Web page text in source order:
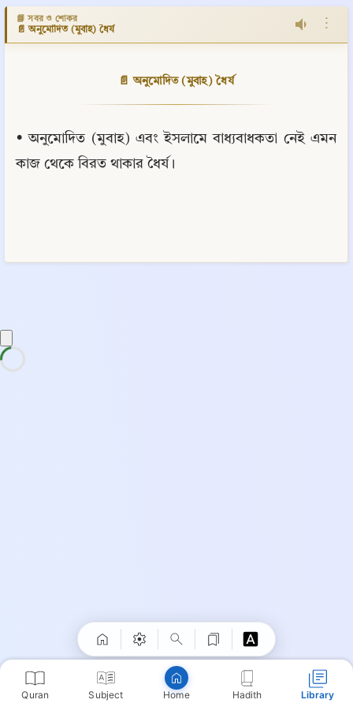
Quran Subject Home Hadith Library
📘 সবর ও শোকর
📄 অনুমোদিত (মুবাহ) ধৈর্য ⋮
📄 অনুমোদিত (মুবাহ) ধৈর্য
• অনুমোদিত (মুবাহ) এবং ইসলামে বাধ্যবাধকতা নেই এমন
কাজ থেকে বিরত থাকার ধৈর্য।